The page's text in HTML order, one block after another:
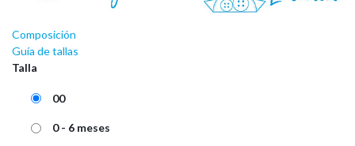
Composición
Guía de tallas
Talla
00
0 - 6 meses